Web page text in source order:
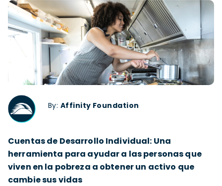
By: Affinity Foundation
Cuentas de Desarrollo Individual: Una
herramienta para ayudar a las personas que
viven en la pobreza a obtener un activo que
cambie sus vidas